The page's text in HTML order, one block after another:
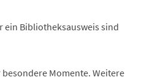
ein Bibliotheksausweis sind
Momente. Weitere